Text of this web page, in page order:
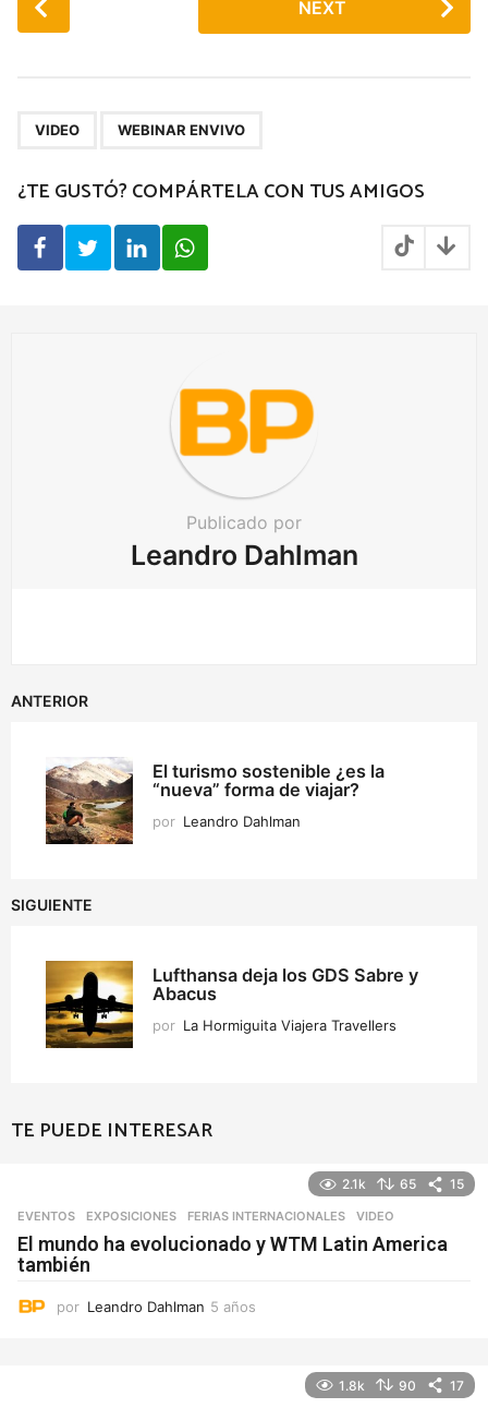
o
i
n
t
NEXT
VIDEO WEBINAR ENVIVO
¿TE GUSTÓ? COMPÁRTELA CON TUS AMIGOS
Publicado por
Leandro Dahlman
ANTERIOR
El turismo sostenible ¿es la
“nueva” forma de viajar?
por Leandro Dahlman
SIGUIENTE
Lufthansa deja los GDS Sabre y
Abacus
por La Hormiguita Viajera Travellers
TE PUEDE INTERESAR
2.1k 65 15
EVENTOS ,EXPOSICIONES ,FERIAS INTERNACIONALES VIDEO
El mundo ha evolucionado y WTM Latin America
también
por Leandro Dahlman 5 años
1.8k 90 17